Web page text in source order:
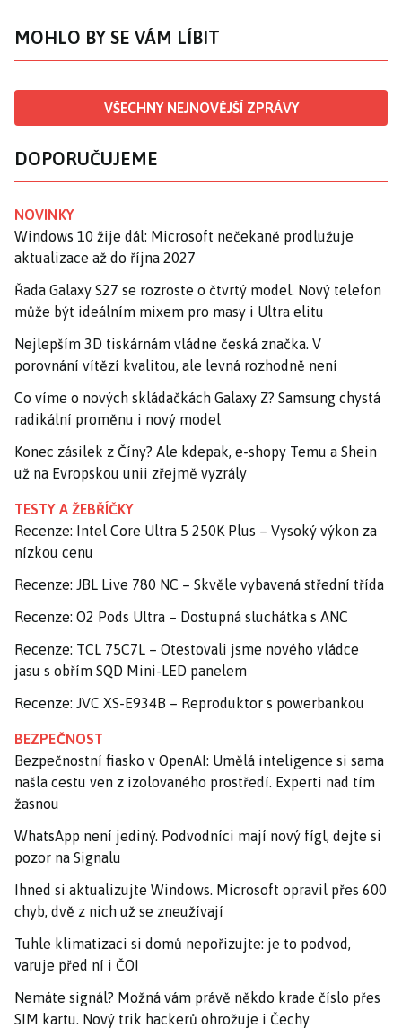
MOHLO BY SE VÁM LÍBIT
VŠECHNY NEJNOVĚJŠÍ ZPRÁVY
DOPORUČUJEME
NOVINKY
Windows 10 žije dál: Microsoft nečekaně prodlužuje
aktualizace až do října 2027
Řada Galaxy S27 se rozroste o čtvrtý model. Nový telefon
může být ideálním mixem pro masy i Ultra elitu
Nejlepším 3D tiskárnám vládne česká značka. V
porovnání vítězí kvalitou, ale levná rozhodně není
Co víme o nových skládačkách Galaxy Z? Samsung chystá
radikální proměnu i nový model
Konec zásilek z Číny? Ale kdepak, e-shopy Temu a Shein
už na Evropskou unii zřejmě vyzrály
TESTY A ŽEBŘÍČKY
Recenze: Intel Core Ultra 5 250K Plus – Vysoký výkon za
nízkou cenu
Recenze: JBL Live 780 NC – Skvěle vybavená střední třída
Recenze: O2 Pods Ultra – Dostupná sluchátka s ANC
Recenze: TCL 75C7L – Otestovali jsme nového vládce
jasu s obřím SQD Mini-LED panelem
Recenze: JVC XS-E934B – Reproduktor s powerbankou
BEZPEČNOST
Bezpečnostní fiasko v OpenAI: Umělá inteligence si sama
našla cestu ven z izolovaného prostředí. Experti nad tím
žasnou
WhatsApp není jediný. Podvodníci mají nový fígl, dejte si
pozor na Signalu
Ihned si aktualizujte Windows. Microsoft opravil přes 600
chyb, dvě z nich už se zneužívají
Tuhle klimatizaci si domů nepořizujte: je to podvod,
varuje před ní i ČOI
Nemáte signál? Možná vám právě někdo krade číslo přes
SIM kartu. Nový trik hackerů ohrožuje i Čechy